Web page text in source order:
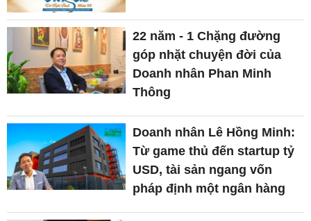
22 năm - 1 Chặng đường
góp nhặt chuyện đời của
Doanh nhân Phan Minh
Thông
Doanh nhân Lê Hồng Minh:
Từ game thủ đến startup tỷ
USD, tài sản ngang vốn
pháp định một ngân hàng